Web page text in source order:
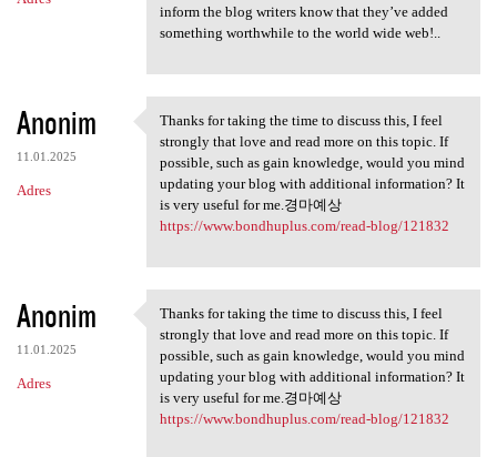
inform the blog writers know that they’ve added
something worthwhile to the world wide web!..
Anonim
11.01.2025
Adres
Thanks for taking the time to
Thanks for taking the time to discuss this, I feel
strongly that love and read more on this topic. If
possible, such as gain knowledge, would you mind
updating your blog with additional information? It
is very useful for me.경마예상
https://www.bondhuplus.com/read-blog/121832
Anonim
11.01.2025
Adres
Thanks for taking the time to
Thanks for taking the time to discuss this, I feel
strongly that love and read more on this topic. If
possible, such as gain knowledge, would you mind
updating your blog with additional information? It
is very useful for me.경마예상
https://www.bondhuplus.com/read-blog/121832